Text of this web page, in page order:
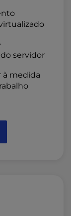
servidor
à medida